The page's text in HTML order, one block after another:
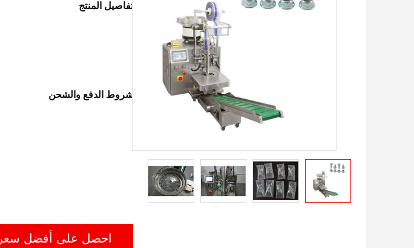
تفاصيل المنتج
شروط الدفع والشحن
احصل على أفضل سعر